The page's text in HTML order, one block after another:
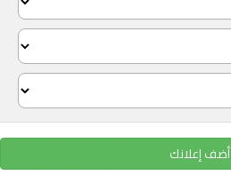
أضف إعلانك